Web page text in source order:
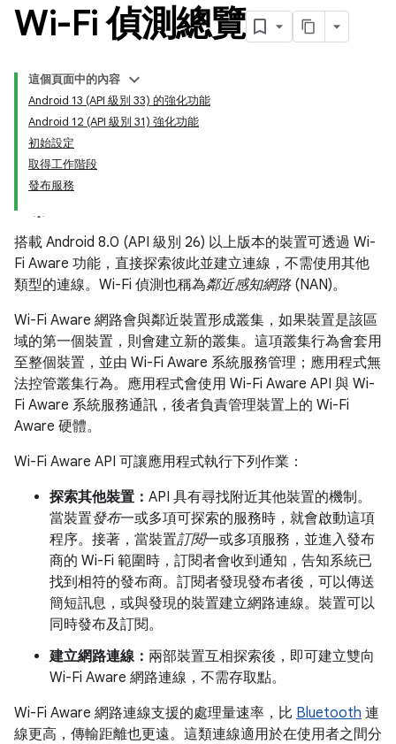
Wi-Fi 偵測總覽
這個頁面中的內容
Android 13 (API 級別 33) 的強化功能
Android 12 (API 級別 31) 強化功能
初始設定
取得工作階段
發布服務
搭載 Android 8.0 (API 級別 26) 以上版本的裝置可透過 Wi-
Fi Aware 功能，直接探索彼此並建立連線，不需使用其他
類型的連線。Wi-Fi 偵測也稱為鄰近感知網路(NAN)。
Wi-Fi Aware 網路會與鄰近裝置形成叢集，如果裝置是該區
域的第一個裝置，則會建立新的叢集。這項叢集行為會套用
至整個裝置，並由 Wi-Fi Aware 系統服務管理；應用程式無
法控管叢集行為。應用程式會使用 Wi-Fi Aware API 與 Wi-
Fi Aware 系統服務通訊，後者負責管理裝置上的 Wi-Fi
Aware 硬體。
Wi-Fi Aware API 可讓應用程式執行下列作業：
探索其他裝置： API 具有尋找附近其他裝置的機制。
當裝置發布一或多項可探索的服務時，就會啟動這項
程序。接著，當裝置訂閱一或多項服務，並進入發布
商的 Wi-Fi 範圍時，訂閱者會收到通知，告知系統已
找到相符的發布商。訂閱者發現發布者後，可以傳送
簡短訊息，或與發現的裝置建立網路連線。裝置可以
同時發布及訂閱。
建立網路連線： 兩部裝置互相探索後，即可建立雙向
Wi-Fi Aware 網路連線，不需存取點。
Wi-Fi Aware 網路連線支援的處理量速率，比 Bluetooth 連
線更高，傳輸距離也更遠。這類連線適用於在使用者之間分